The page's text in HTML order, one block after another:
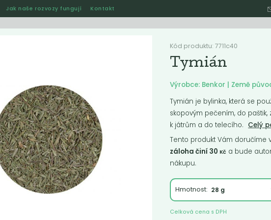
Jak naše rozvozy fungují Kontakt
Jak naše rozvozy
Doporučené Nejlevnější Nejprodávanější
Kód produktu: 7711c40
Tymián
Výrobce: Benkor | Země
Tymián je bylinka, která se
skopovým pečením, do
k játrům a do telecího. Celý
Tento produkt Vám doručíme
záloha činí 30 Kč a bude
nákupu.
Hmotnost:
Celková cena s DPH